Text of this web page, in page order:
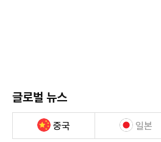
글로벌 뉴스
중국 일본